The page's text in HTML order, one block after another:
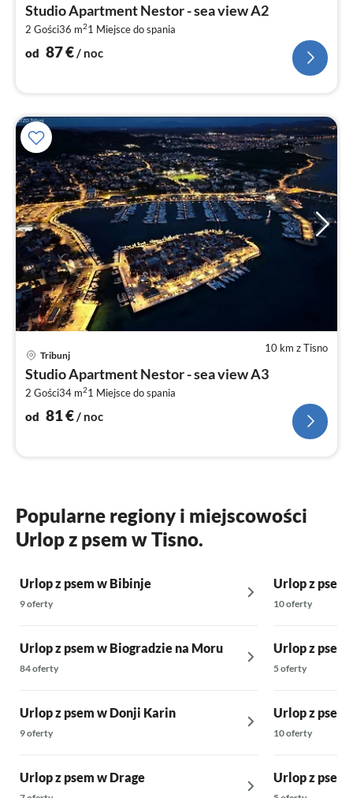
Studio Apartment Nestor - sea view A2
2 Gości36 m21 Miejsce do spania
od 87€ / noc
10 km z Tisno
Tribunj
Studio Apartment Nestor - sea view A3
2 Gości34 m21 Miejsce do spania
od 81€/ noc
Popularne regiony i miejscowości
Urlop z psem w Tisno.
Urlop z psem w Bibinje
9 oferty
Urlop z psem w Biogradzie na Moru
84 oferty
Urlop z psem w Donji Karin
9 oferty
Urlop z psem w Drage
Urlop z psem
10 oferty
Urlop z
5 oferty
Urlop z psem
10 oferty
Urlop z